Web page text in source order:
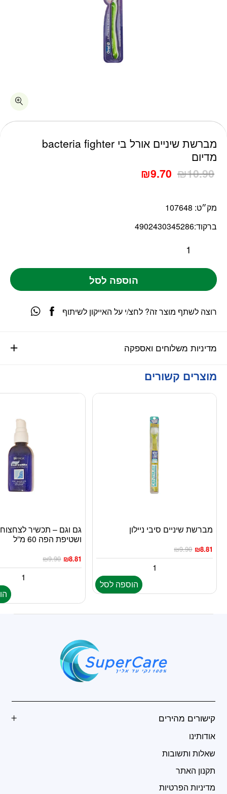
מברשת שיניים אורל בי bacteria fighter
מדיום
₪10.90
₪9.70
מק״ט: 107648
ברקוד:4902430345286
כמות מברשת שיניים אורל בי bacteria fighter מדיום
הוספה לסל
מדיניות משלוחים ואספקה
רוצה לשתף מוצר זה? לחצ/י על האייקון לשיתוף
מוצרים קשורים
מברשת שיניים סיבי ניילון
₪9.90 ₪8.81
הוספה לסל
גם וגם – תכשיר לצחצוח
ושטיפת הפה 60 מ”ל
₪9.90 ₪8.81
קישורים מהירים
אודותינו
שאלות ותשובות
תקנון האתר
מדיניות הפרטיות